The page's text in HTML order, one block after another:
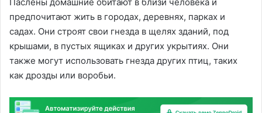
предпочитают жить в городах, деревнях, парках и
садах. Они строят свои гнезда в щелях зданий, под
крышами, в пустых ящиках и других укрытиях. Они
также могут использовать гнезда других птиц, таких
как дрозды или воробьи.